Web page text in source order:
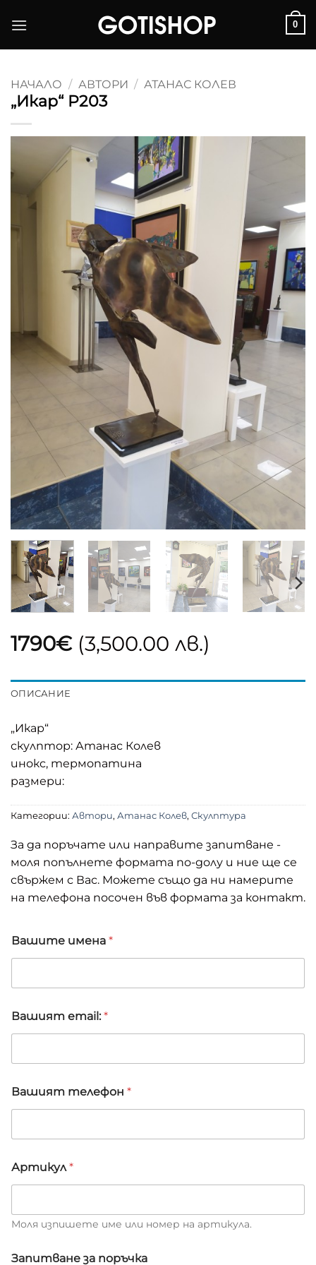
0
НАЧАЛО / АВТОРИ / АТАНАС КОЛЕВ
„Икар“ P203
1790€ (3,500.00 лв.)
ОПИСАНИЕ
„Икар“
скулптор: Атанас Колев
инокс, термопатина
размери:
Категории: Автори, Атанас Колев, Скулптура
За да поръчате или направите запитване -
моля попълнете формата по-долу и ние ще се
свържем с Вас. Можете също да ни намерите
на телефона посочен във формата за контакт.
Вашите имена *
Вашият email: *
Вашият телефон *
Артикул *
Моля изпишете име или номер на артикула.
р
Запитване за поръчка